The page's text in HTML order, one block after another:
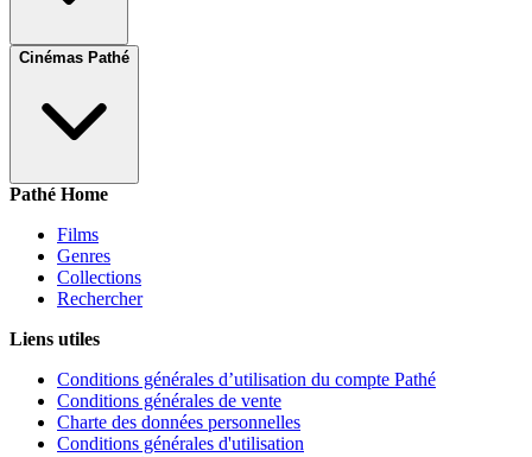
Cinémas Pathé
Pathé Home
Films
Genres
Collections
Rechercher
Liens utiles
Conditions générales d’utilisation du compte Pathé
Conditions générales de vente
Charte des données personnelles
Conditions générales d'utilisation